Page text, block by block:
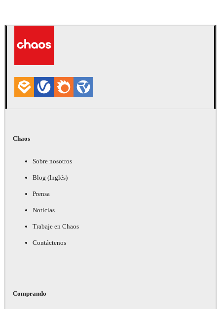
Chaos
Sobre nosotros
Blog (Inglés)
Prensa
Noticias
Trabaje en Chaos
Contáctenos
Comprando